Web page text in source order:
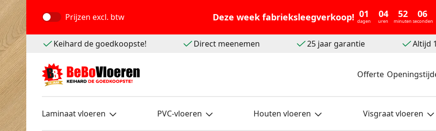
Prijzen excl. btw Deze week fabrieksleegverkoop! 01
dagen
04
uren
52
minuten
05
seconden
Keihard de goedkoopste! Direct meenemen 25 jaar garantie Altijd
Offerte
Laminaat vloeren PVC-vloeren Houten vloeren Visgraat vloeren